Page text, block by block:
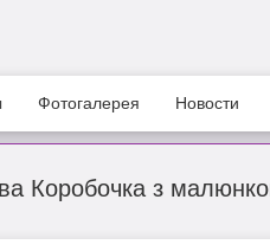
Фотогалерея Новости
Коробочка з